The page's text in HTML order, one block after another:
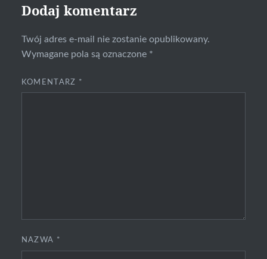
Dodaj komentarz
Twój adres e-mail nie zostanie opublikowany.
Wymagane pola są oznaczone *
KOMENTARZ *
NAZWA *